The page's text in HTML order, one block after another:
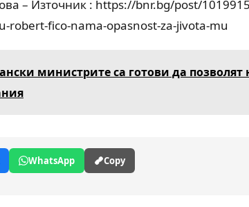
– Източник : https://bnr.bg/post/
robert-fico-nama-opasnost-za-jivota-mu
министрите са готови да
WhatsApp Copy